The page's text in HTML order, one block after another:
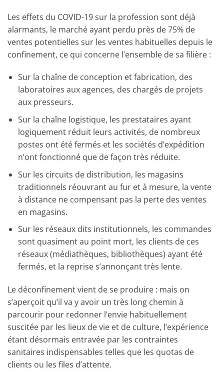
Les effets du COVID-19 sur la profession sont déjà
alarmants, le marché ayant perdu près de 75% de
ventes potentielles sur les ventes habituelles depuis le
confinement, ce qui concerne l’ensemble de sa filière :
Sur la chaîne de conception et fabrication, des
laboratoires aux agences, des chargés de projets
aux presseurs.
Sur la chaîne logistique, les prestataires ayant
logiquement réduit leurs activités, de nombreux
postes ont été fermés et les sociétés d’expédition
n’ont fonctionné que de façon très réduite.
Sur les circuits de distribution, les magasins
traditionnels réouvrant au fur et à mesure, la vente
à distance ne compensant pas la perte des ventes
en magasins.
Sur les réseaux dits institutionnels, les commandes
sont quasiment au point mort, les clients de ces
réseaux (médiathèques, bibliothèques) ayant été
fermés, et la reprise s’annonçant très lente.
Le déconfinement vient de se produire : mais on
s’aperçoit qu’il va y avoir un très long chemin à
parcourir pour redonner l’envie habituellement
suscitée par les lieux de vie et de culture, l’expérience
étant désormais entravée par les contraintes
sanitaires indispensables telles que les quotas de
clients ou les files d’attente.